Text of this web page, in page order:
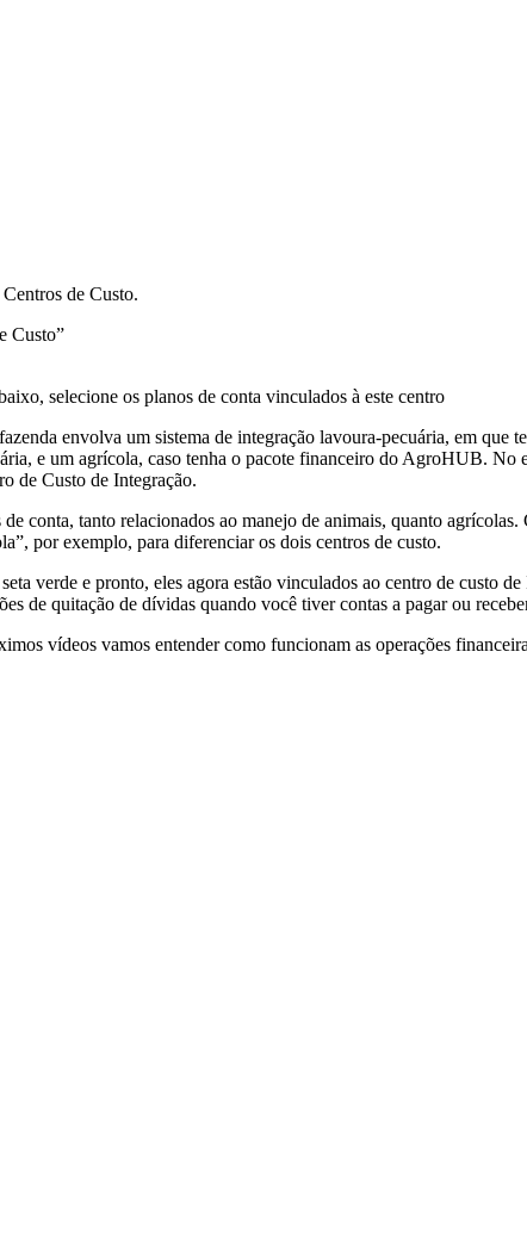
de Custo.
Custo”
selecione os planos de conta vinculados à este centro
envolva um sistema de integração lavoura-pecuária, em
e um agrícola, caso tenha o pacote financeiro do AgroHUB.
de Custo de Integração.
conta, tanto relacionados ao manejo de animais, quanto
por exemplo, para diferenciar os dois centros de custo.
verde e pronto, eles agora estão vinculados ao centro de custo de
de quitação de dívidas quando você tiver contas a pagar ou
vídeos vamos entender como funcionam as operações